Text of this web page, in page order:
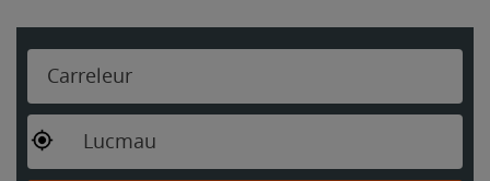
Carreleur
Lucmau